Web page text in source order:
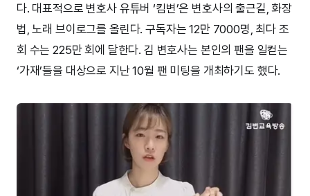
다. 대표적으로 변호사 유튜버 ‘킴변’은 변호사의 출근길, 화장
법, 노래 브이로그를 올린다. 구독자는 12만 7000명, 최다 조
회 수는 225만 회에 달한다. 김 변호사는 본인의 팬을 일컫는
‘가재’들을 대상으로 지난 10월 팬 미팅을 개최하기도 했다.